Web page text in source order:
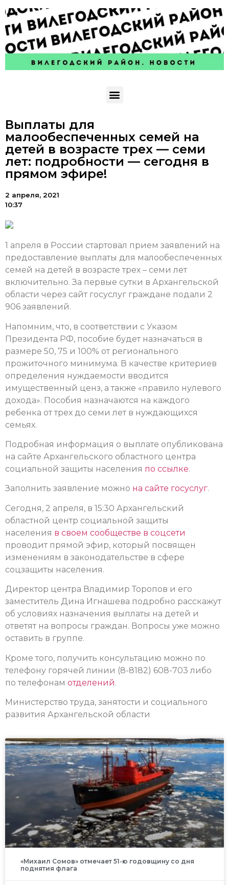
Выплаты для
малообеспеченных семей на
детей в возрасте трех — семи
лет: подробности — сегодня в
прямом эфире!
2 апреля, 2021
10:37
1 апреля в России стартовал прием заявлений на
предоставление выплаты для малообеспеченных
семей на детей в возрасте трех – семи лет
включительно. За первые сутки в Архангельской
области через сайт госуслуг граждане подали 2
906 заявлений.
Напомним, что, в соответствии с Указом
Президента РФ, пособие будет назначаться в
размере 50, 75 и 100% от регионального
прожиточного минимума. В качестве критериев
определения нуждаемости вводится
имущественный ценз, а также «правило нулевого
дохода». Пособия назначаются на каждого
ребенка от трех до семи лет в нуждающихся
семьях.
Подробная информация о выплате опубликована
на сайте Архангельского областного центра
социальной защиты населения по ссылке.
Заполнить заявление можно на сайте госуслуг.
Сегодня, 2 апреля, в 15:30 Архангельский
областной центр социальной защиты
населения в своем сообществе в соцсети
проводит прямой эфир, который посвящен
изменениям в законодательстве в сфере
соцзащиты населения.
Директор центра Владимир Торопов и его
заместитель Дина Игнашева подробно расскажут
об условиях назначения выплаты на детей и
ответят на вопросы граждан. Вопросы уже можно
оставить в группе.
Кроме того, получить консультацию можно по
телефону горячей линии (8-8182) 608-703 либо
по телефонам отделений.
Министерство труда, занятости и социального
развития Архангельской области
«Михаил Сомов» отмечает 51-ю годовщину со дня
поднятия флага